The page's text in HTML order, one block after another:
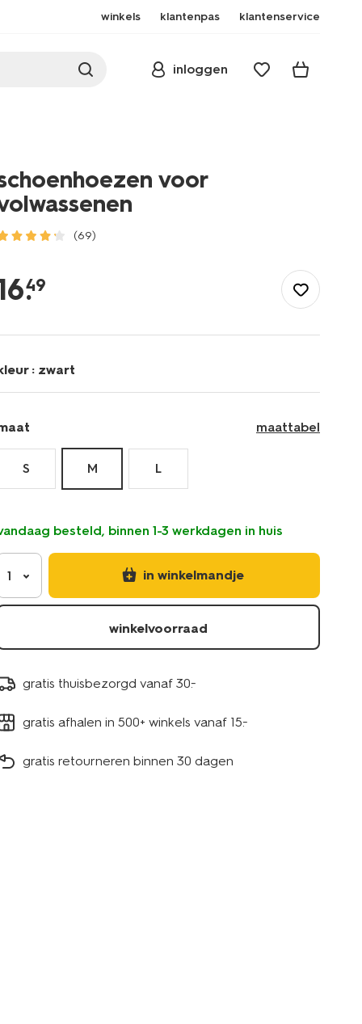
winkels klantenpas klantenservice
inloggen
voor
(69)
volwassenen-
.
49
: zwart
maattabel
S M L
besteld, binnen 1-3 werkdagen in huis
1 in winkelmandje
winkelvoorraad
gratis thuisbezorgd vanaf 30.-
gratis afhalen in 500+ winkels vanaf 15.-
gratis retourneren binnen 30 dagen